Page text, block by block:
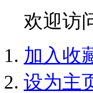
欢迎访
加入收
设为主